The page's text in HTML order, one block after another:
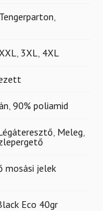
Tengerparton
XXL 3XL 4XL
90% poliamid
Meleg
mosási jelek
Eco 40gr